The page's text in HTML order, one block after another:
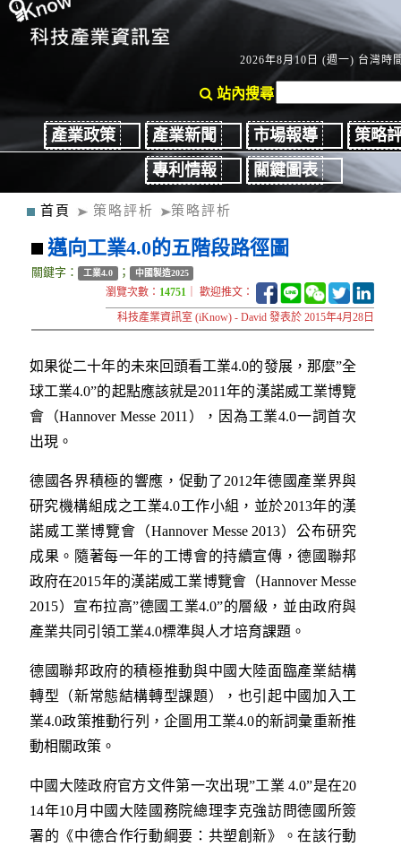
2026年8月10日 (週一) 台灣時
站內搜尋
產業政策 產業新聞 市場報導
策略
專利情報
關鍵圖表
首頁 策略評析 策略評析
邁向工業4.0的五階段路徑圖
關鍵字： 工業4.0 ； 中國製造2025
瀏覽次數： 14751 ｜ 歡迎推文：
科技產業資訊室 (iKnow) - David 發表於 2015年4月28日
如果從二十年的未來回頭看工業4.0的發展，那麼”全
球工業4.0”的起點應該就是2011年的漢諾威工業博覽
會（Hannover Messe 2011），因為工業4.0一詞首次
出現。
德國各界積極的響應，促動了2012年德國產業界與
研究機構組成之工業4.0工作小組，並於2013年的漢
諾威工業博覽會（Hannover Messe 2013）公布研究
成果。隨著每一年的工博會的持續宣傳，德國聯邦
政府在2015年的漢諾威工業博覽會（Hannover Messe
2015）宣布拉高”德國工業4.0”的層級，並由政府與
產業共同引領工業4.0標準與人才培育課題。
德國聯邦政府的積極推動與中國大陸面臨產業結構
轉型（新常態結構轉型課題），也引起中國加入工
業4.0政策推動行列，企圖用工業4.0的新詞彙重新推
動相關政策。
中國大陸政府官方文件第一次出現”工業 4.0”是在20
14年10月中國大陸國務院總理李克強訪問德國所簽
署的《中德合作行動綱要：共塑創新》。在該行動